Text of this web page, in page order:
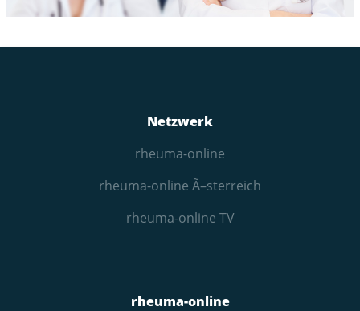
Netzwerk
rheuma-online
rheuma-online Ã–sterreich
rheuma-online TV
rheuma-online